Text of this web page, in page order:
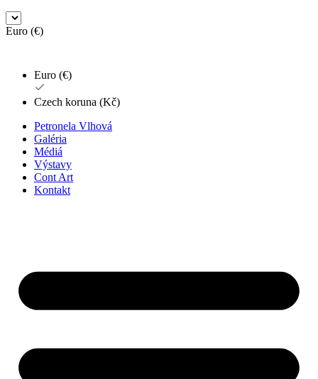
Euro (€)
Euro (€)
Czech koruna (Kč)
Petronela Vlhová
Galéria
Médiá
Výstavy
Cont Art
Kontakt